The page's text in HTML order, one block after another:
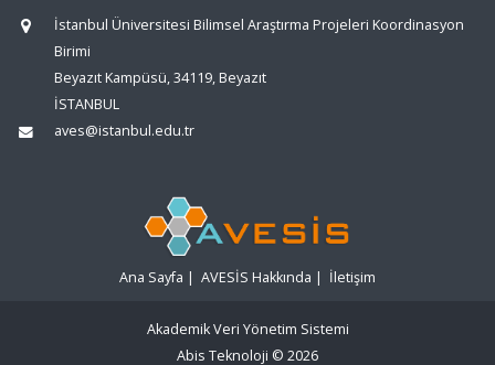
İstanbul Üniversitesi Bilimsel Araştırma Projeleri Koordinasyon
Birimi
Beyazıt Kampüsü, 34119, Beyazıt
İSTANBUL
aves@istanbul.edu.tr
Ana Sayfa | AVESİS Hakkında | İletişim
Akademik Veri Yönetim Sistemi
Abis Teknoloji © 2026